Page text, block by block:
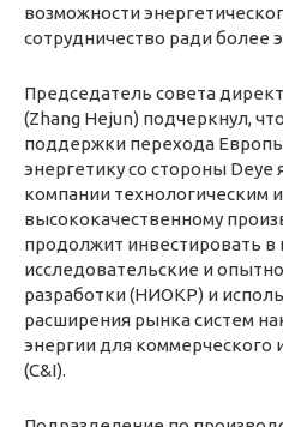
возможности
сотрудничество ради более
Председатель совета
(Zhang Hejun) подчеркнул,
поддержки перехода
энергетику со стороны
компании технологическим
высококачественному
продолжит инвестировать в
исследовательские и
разработки (НИОКР) и
расширения рынка систем
энергии для
(C&I).